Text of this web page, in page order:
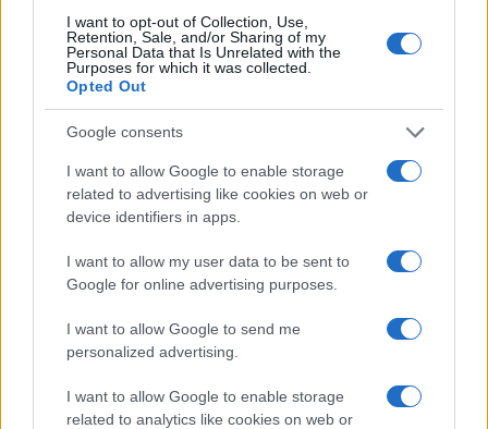
I want to opt-out of Collection, Use,
Retention, Sale, and/or Sharing of my
Personal Data that Is Unrelated with the
Purposes for which it was collected.
Opted Out
Google consents
I want to allow Google to enable storage
related to advertising like cookies on web or
device identifiers in apps.
I want to allow my user data to be sent to
Google for online advertising purposes.
I want to allow Google to send me
personalized advertising.
I want to allow Google to enable storage
related to analytics like cookies on web or
Susanna Riva
Susanna Riva osserva Bologna dalla finestra
dell’Archivio di Stato dove una volta ha
passato una settimana a consultare faldoni
sulle cooperative cittadine: quel documento
segnò la scelta editoriale di approfondire
responsabilità istituzionali. Tiene linea critica
nella redazione, amante del caffè lungo e del
taccuino sempre pieno.